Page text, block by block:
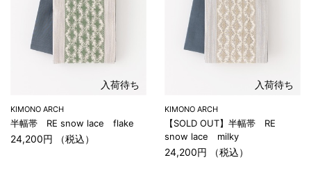
入荷待ち
KIMONO ARCH
半幅帯 RE snow lace flake
24,200円 （税込）
入荷待ち
KIMONO ARCH
【SOLD OUT】半幅帯 RE
snow lace milky
24,200円 （税込）